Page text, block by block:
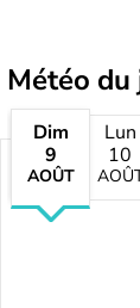
Météo du
Dim
9
AOÛT
Lun
10